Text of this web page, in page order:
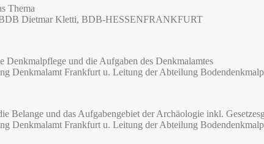
Thema
Dietmar Kletti, BDB-HESSENFRANKFURT
Denkmalpflege und die Aufgaben des Denkmalamtes
Denkmalamt Frankfurt u. Leitung der Abteilung
Belange und das Aufgabengebiet der Archäologie inkl.
Denkmalamt Frankfurt u. Leitung der Abteilung